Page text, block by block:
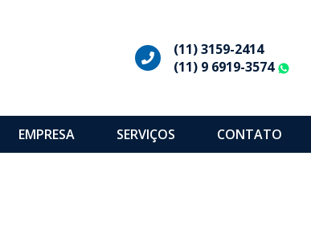
(11) 3159-2414
(11) 9 6919-3574
EMPRESA SERVIÇOS CONTATO